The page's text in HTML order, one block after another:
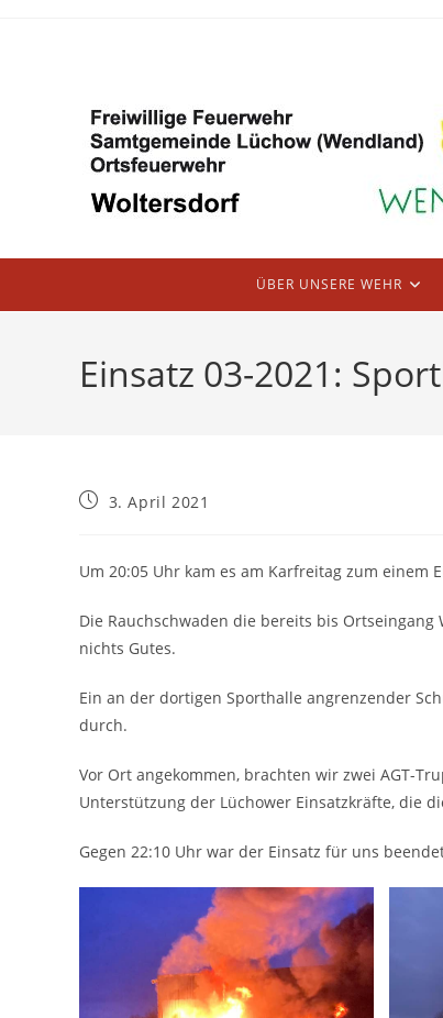
ÜBER UNSERE WEHR
Einsatz 03-2021:
Beitrag3. April 2021
Um 20:05 Uhr kam es am Karfreitag zum einem
Die Rauchschwaden die bereits bis
nichts Gutes.
Ein an der dortigen Sporthalle angrenzender
durch.
Vor Ort angekommen, brachten wir zwei AGT-
Unterstützung der Lüchower Einsatzkräfte, die
Gegen 22:10 Uhr war der Einsatz für uns